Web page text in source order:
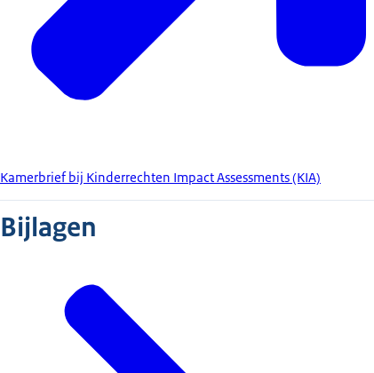
Kamerbrief bij Kinderrechten Impact Assessments (KIA)
Bijlagen